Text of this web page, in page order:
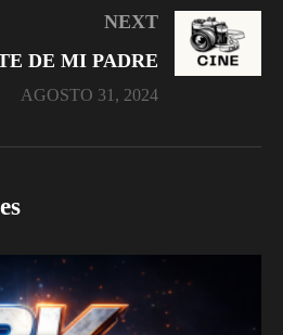
NEXT
DE MI PADRE
AGOSTO 31, 2024